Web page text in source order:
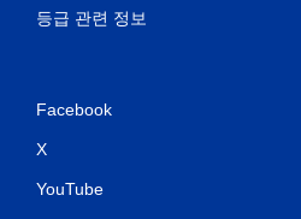
등급 관련 정보
Facebook
X
YouTube